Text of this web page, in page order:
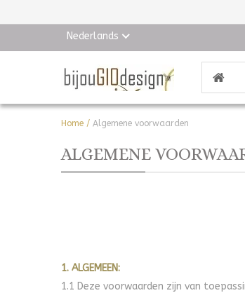
Nederlands
Home / Algemene voorwaarden
ALGEMENE
1. ALGEMEEN:
1.1 Deze voorwaarden zijn van